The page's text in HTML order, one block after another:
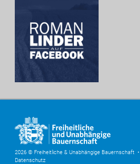
2026 © Freiheitliche & Unabhängige Bauernschaft •
Datenschutz